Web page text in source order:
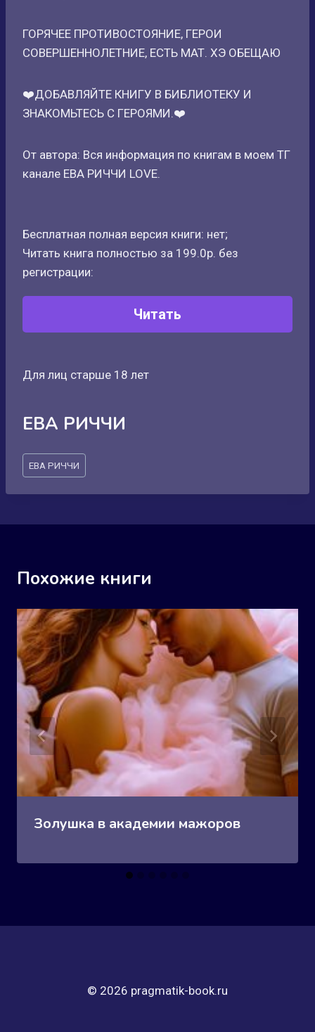
ГОРЯЧЕЕ ПРОТИВОСТОЯНИЕ, ГЕРОИ
СОВЕРШЕННОЛЕТНИЕ, ЕСТЬ МАТ. ХЭ ОБЕЩАЮ
❤️ДОБАВЛЯЙТЕ КНИГУ В БИБЛИОТЕКУ И
ЗНАКОМЬТЕСЬ С ГЕРОЯМИ.❤️
От автора: Вся информация по книгам в моем ТГ
канале ЕВА РИЧЧИ LOVE.
Бесплатная полная версия книги: нет;
Читать книга полностью за 199.0р. без
регистрации:
Читать
Для лиц старше 18 лет
ЕВА РИЧЧИ
Метки
записи:
ЕВА РИЧЧИ
Похожие книги
Золушка в академии мажоров
© 2026 pragmatik-book.ru